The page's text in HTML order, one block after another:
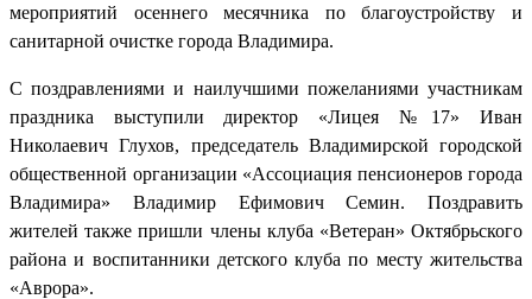
мероприятий осеннего месячника по благоустройству и
санитарной очистке города Владимира.
С поздравлениями и наилучшими пожеланиями участникам
праздника выступили директор «Лицея №17» Иван
Николаевич Глухов, председатель Владимирской городской
общественной организации «Ассоциация пенсионеров города
Владимира» Владимир Ефимович Семин. Поздравить
жителей также пришли члены клуба «Ветеран» Октябрьского
района и воспитанники детского клуба по месту жительства
«Аврора».